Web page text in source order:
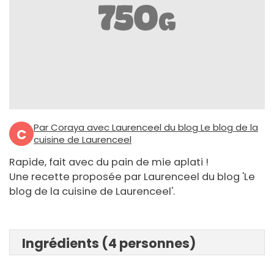
C Par Coraya avec Laurenceel du blog Le blog de la
cuisine de Laurenceel
Rapide, fait avec du pain de mie aplati !
Une recette proposée par Laurenceel du blog 'Le
blog de la cuisine de Laurenceel'.
Ingrédients (4 personnes)